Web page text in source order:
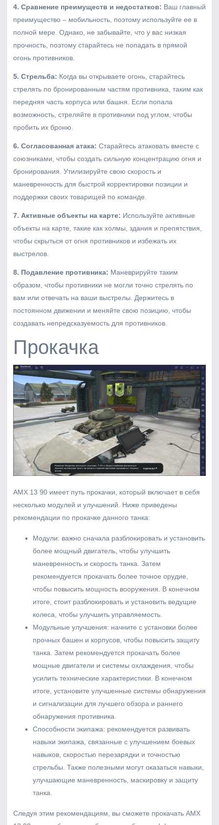
4. Сравнение преимуществ и недостатков: Ваш главный
преимущество – мобильность, поэтому используйте ее в
полной мере. Однако, не забывайте, что у вас низкая
прочность, поэтому старайтесь не попадать в прямой
огонь противников.
5. Стрельба: Когда вы открываете огонь, старайтесь
стрелять по бронированным частям противника, таким как
передняя часть корпуса или башня. Если попала
возможность, стреляйте в противники под углом, чтобы
пробить их броню.
6. Согласованная атака: Старайтесь атаковать вместе с
союзниками, чтобы создать сильную концентрацию огня и
бронирования. Утилизируйте свою скорость и
маневренность для быстрой корректировки позиции и
поддержки своих товарищей по команде.
7. Активные объекты на карте: Используйте активные
объекты на карте, такие как холмы, здания и препятствия,
чтобы скрыться от огня противников и избежать их
выстрелов.
8. Подавление противника: Маневрируйте таким
образом, чтобы противники не могли точно стрелять по
вам или отвечать на ваши выстрелы. Держитесь в
постоянном движении и меняйте свою позицию, чтобы
создавать непредсказуемость для противников.
Прокачка
AMX 13 90 имеет путь прокачки, который включает в себя
несколько модулей и улучшений. Ниже приведены
рекомендации по прокачке данного танка:
Модули: важно сначала разблокировать и установить
более мощный двигатель, чтобы улучшить
маневренность и скорость танка. Затем
рекомендуется прокачать более точное орудие,
чтобы повысить мощность вооружения. В конечном
итоге, стоит разблокировать и установить ведущие
колеса, чтобы улучшить управляемость.
Модульные улучшения: начните с установки более
прочных башен и корпусов, чтобы повысить защиту
танка. Затем рекомендуется прокачать более
мощные двигатели и системы охлаждения, чтобы
усилить технические характеристики. В конечном
итоге, установите улучшенные системы обнаружения
и сигнализации для лучшего обзора и раннего
обнаружения противника.
Способности экипажа: рекомендуется развивать
навыки экипажа, связанные с улучшением боевых
навыков, скоростью перезарядки и точностью
стрельбы. Также полезными могут оказаться навыки,
улучшающие маневренность, маскировку и защиту
танка.
Следуя этим рекомендациям, вы сможете прокачать AMX